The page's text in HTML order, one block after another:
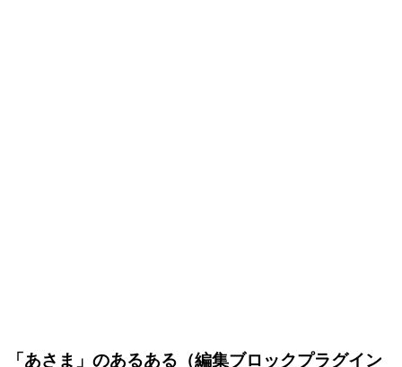
「あさま」のあるある（編集ブロックプラグイン